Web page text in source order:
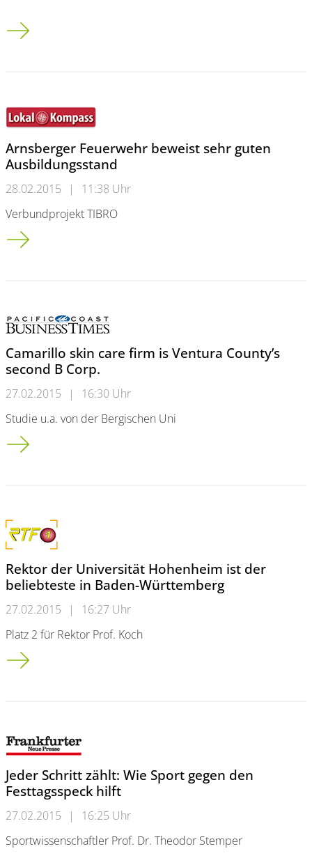
Tatort Urknall: 1.400 Physik-Experten tagen an der Uni
Arnsberger Feuerwehr beweist sehr guten
Ausbildungsstand
28.02.2015 |
11:38 Uhr
Verbundprojekt TIBRO
Arnsberger Feuerwehr beweist sehr guten Ausbildungsstand
Camarillo skin care firm is Ventura County’s
second B Corp.
27.02.2015 |
16:30 Uhr
Studie u.a. von der Bergischen Uni
Camarillo skin care firm is Ventura County’s second B Corp.
Rektor der Universität Hohenheim ist der
beliebteste in Baden-Württemberg
27.02.2015 |
16:27 Uhr
Platz 2 für Rektor Prof. Koch
Rektor der Universität Hohenheim ist der beliebteste in
Jeder Schritt zählt: Wie Sport gegen den
Festtagsspeck hilft
27.02.2015 |
16:25 Uhr
Sportwissenschaftler Prof. Dr. Theodor Stemper